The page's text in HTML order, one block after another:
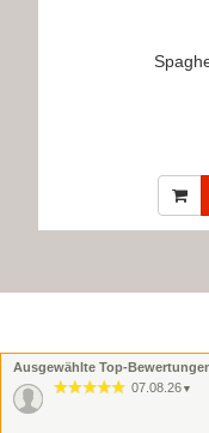
Ausgewählte Top-
07.08.26 ▼